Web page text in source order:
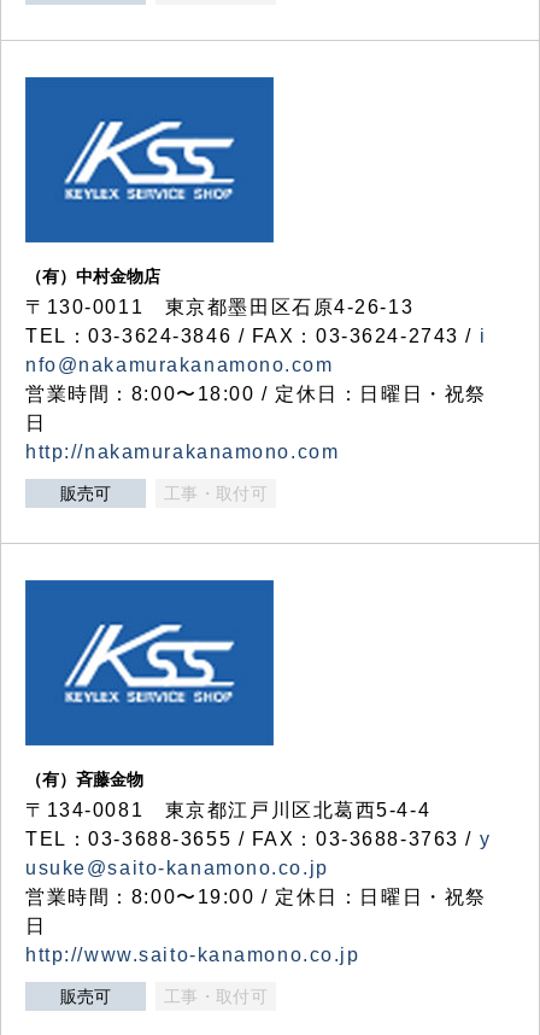
（有）中村金物店
〒130-0011 東京都墨田区石原4-26-13
TEL：03-3624-3846 / FAX：03-3624-2743 / i
nfo@nakamurakanamono.com
営業時間：8:00〜18:00 / 定休日：日曜日・祝祭
日
http://nakamurakanamono.com
販売可 工事・取付可
（有）斉藤金物
〒134-0081 東京都江戸川区北葛西5-4-4
TEL：03-3688-3655 / FAX：03-3688-3763 / y
usuke@saito-kanamono.co.jp
営業時間：8:00〜19:00 / 定休日：日曜日・祝祭
日
http://www.saito-kanamono.co.jp
販売可 工事・取付可